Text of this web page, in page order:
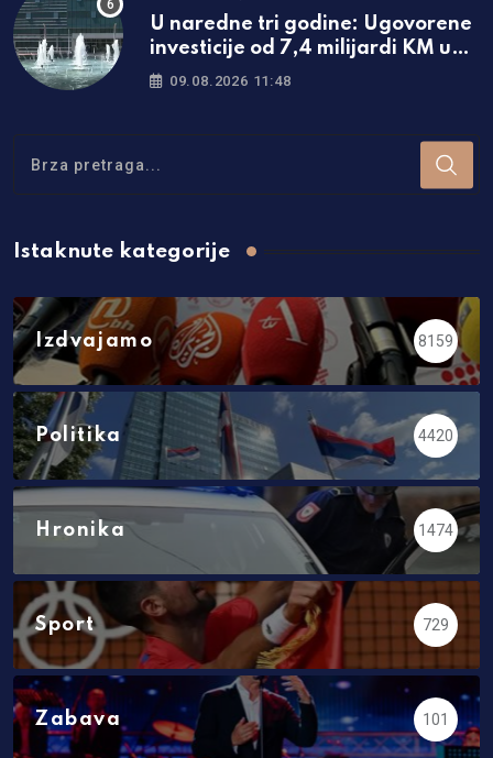
U naredne tri godine: Ugovorene
investicije od 7,4 milijardi KM u
Srpskoj
09.08.2026 11:48
Istaknute kategorije
Izdvajamo 8159
Politika 4420
Hronika 1474
Sport 729
Zabava 101